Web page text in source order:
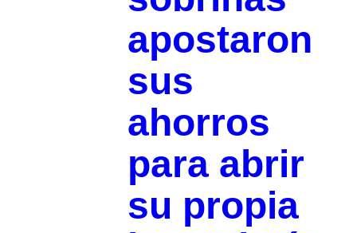
apostaron
sus
ahorros
para abrir
su propia